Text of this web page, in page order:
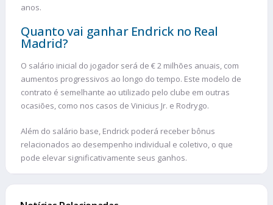
anos.
Quanto vai ganhar Endrick no Real
Madrid?
O salário inicial do jogador será de € 2 milhões anuais, com
aumentos progressivos ao longo do tempo. Este modelo de
contrato é semelhante ao utilizado pelo clube em outras
ocasiões, como nos casos de Vinicius Jr. e Rodrygo.
Além do salário base, Endrick poderá receber bônus
relacionados ao desempenho individual e coletivo, o que
pode elevar significativamente seus ganhos​.